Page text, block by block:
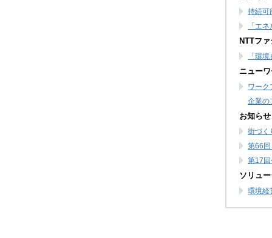
持続可
「エ
NTTフ
「環
ニュー
ワーク
企業の
お知ら
街づく
第66
第17
ソリュ
環境経